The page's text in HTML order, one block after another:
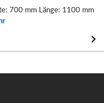
700 mm Länge: 1100 mm